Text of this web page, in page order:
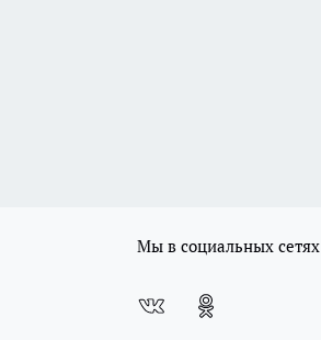
Мы в социальных сетях